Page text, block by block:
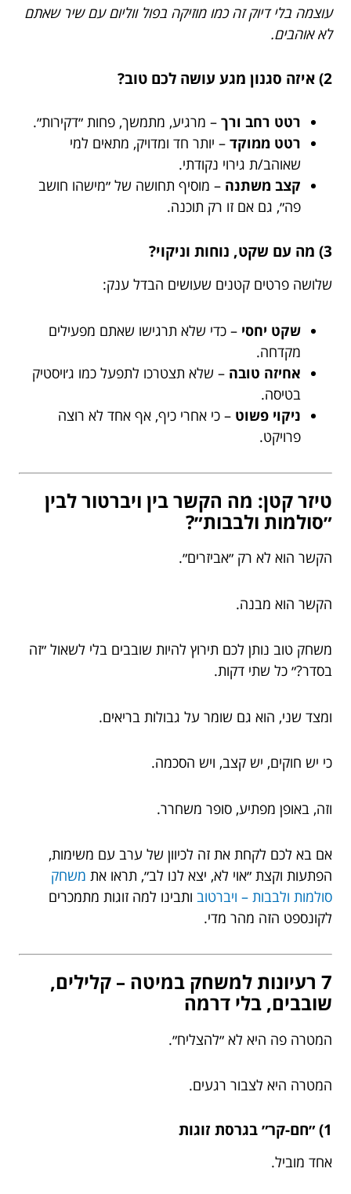
עוצמה בלי דיוק זה כמו מוזיקה בפול ווליום עם שיר שאתם
לא אוהבים.
2) איזה סגנון מגע עושה לכם טוב?
רטט רחב ורך – מרגיע, מתמשך, פחות ״דקירות״.
רטט ממוקד – יותר חד ומדויק, מתאים למי
שאוהב/ת גירוי נקודתי.
קצב משתנה – מוסיף תחושה של ״מישהו חושב
פה״, גם אם זו רק תוכנה.
3) מה עם שקט, נוחות וניקוי?
שלושה פרטים קטנים שעושים הבדל ענק:
שקט יחסי – כדי שלא תרגישו שאתם מפעילים
מקדחה.
אחיזה טובה – שלא תצטרכו לתפעל כמו ג׳ויסטיק
בטיסה.
ניקוי פשוט – כי אחרי כיף, אף אחד לא רוצה
פרויקט.
טיזר קטן: מה הקשר בין ויברטור לבין
״סולמות ולבבות״?
הקשר הוא לא רק ״אביזרים״.
הקשר הוא מבנה.
משחק טוב נותן לכם תירוץ להיות שובבים בלי לשאול ״זה
בסדר?״ כל שתי דקות.
ומצד שני, הוא גם שומר על גבולות בריאים.
כי יש חוקים, יש קצב, ויש הסכמה.
וזה, באופן מפתיע, סופר משחרר.
אם בא לכם לקחת את זה לכיוון של ערב עם משימות,
הפתעות וקצת ״אוי לא, יצא לנו לב״, תראו את משחק
סולמות ולבבות – ויברטוב ותבינו למה זוגות מתמכרים
לקונספט הזה מהר מדי.
7 רעיונות למשחק במיטה – קלילים,
שובבים, בלי דרמה
המטרה פה היא לא ״להצליח״.
המטרה היא לצבור רגעים.
1) ״חם-קר״ בגרסת זוגות
אחד מוביל.